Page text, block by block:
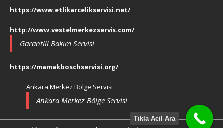
https://www.etlikarcelikservisi.net/
http://www.vestelmerkezservis.com/
Garantili Bakım Servisi
https://mamakboschservisi.org/
Ankara Merkez Bölge Servisi
Ankara Merkez Bölge Servisi
Tıkla Acil Ara